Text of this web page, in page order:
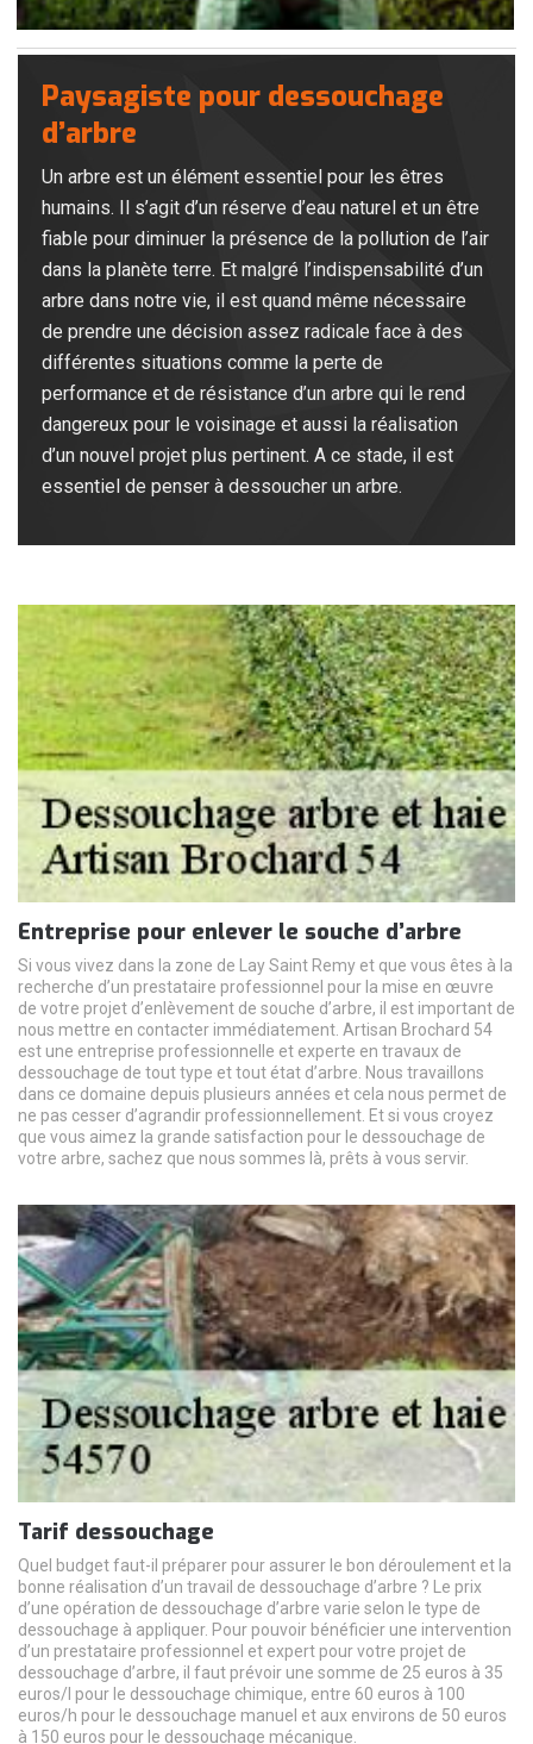
Paysagiste pour dessouchage
d’arbre
Un arbre est un élément essentiel pour les êtres
humains. Il s’agit d’un réserve d’eau naturel et un être
fiable pour diminuer la présence de la pollution de l’air
dans la planète terre. Et malgré l’indispensabilité d’un
arbre dans notre vie, il est quand même nécessaire
de prendre une décision assez radicale face à des
différentes situations comme la perte de
performance et de résistance d’un arbre qui le rend
dangereux pour le voisinage et aussi la réalisation
d’un nouvel projet plus pertinent. A ce stade, il est
essentiel de penser à dessoucher un arbre.
Entreprise pour enlever le souche d’arbre
Si vous vivez dans la zone de Lay Saint Remy et que vous êtes à la
recherche d’un prestataire professionnel pour la mise en œuvre
de votre projet d’enlèvement de souche d’arbre, il est important de
nous mettre en contacter immédiatement. Artisan Brochard 54
est une entreprise professionnelle et experte en travaux de
dessouchage de tout type et tout état d’arbre. Nous travaillons
dans ce domaine depuis plusieurs années et cela nous permet de
ne pas cesser d’agrandir professionnellement. Et si vous croyez
que vous aimez la grande satisfaction pour le dessouchage de
votre arbre, sachez que nous sommes là, prêts à vous servir.
Tarif dessouchage
Quel budget faut-il préparer pour assurer le bon déroulement et la
bonne réalisation d’un travail de dessouchage d’arbre ? Le prix
d’une opération de dessouchage d’arbre varie selon le type de
dessouchage à appliquer. Pour pouvoir bénéficier une intervention
d’un prestataire professionnel et expert pour votre projet de
dessouchage d’arbre, il faut prévoir une somme de 25 euros à 35
euros/l pour le dessouchage chimique, entre 60 euros à 100
euros/h pour le dessouchage manuel et aux environs de 50 euros
à 150 euros pour le dessouchage mécanique.